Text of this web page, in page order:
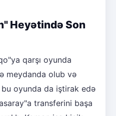
Heyətində Son
qarşı oyunda
meydanda olub və
bu oyunda da iştirak edə
transferini başa